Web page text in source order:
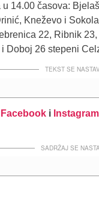
u 14.00 časova:
Kneževo i
22, Ribnik
Doboj 26 stepeni
TEKST SE
Facebook i Instagram
SADRŽAJ SE